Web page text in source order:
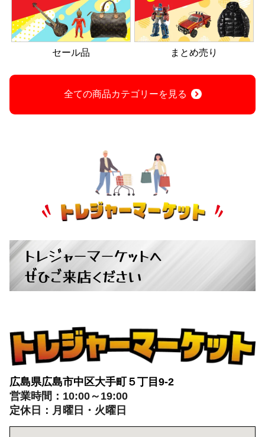
セール品 まとめ売り
全ての商品カテゴリーを見る
トレジャーマーケットへ
ぜひご来店ください
広島県広島市中区大手町５丁目9-2
営業時間：10:00～19:00
定休日：月曜日・火曜日